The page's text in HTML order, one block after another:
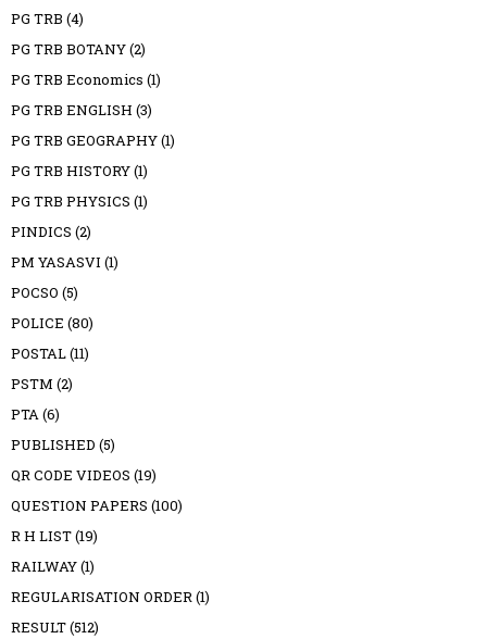
PG TRB (4)
PG TRB BOTANY(2)
PG TRB Economics (1)
PG TRB ENGLISH (3)
PG TRB GEOGRAPHY(1)
PG TRB HISTORY(1)
PG TRB PHYSICS (1)
PINDICS (2)
PM YASASVI (1)
POCSO (5)
POLICE (80)
POSTAL(11)
PSTM (2)
PTA(6)
PUBLISHED (5)
QR CODE VIDEOS (19)
QUESTION PAPERS (100)
R H LIST(19)
RAILWAY(1)
REGULARISATION ORDER(1)
RESULT(512)